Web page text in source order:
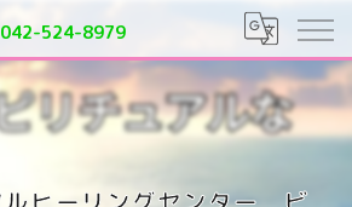
042-524-8979